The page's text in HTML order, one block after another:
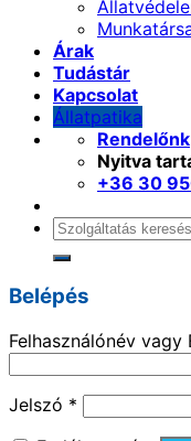
Árak
Tudástár
Kapcsolat
Állatpatika
Rendelőnk
Nyitva
+36 30
Keresés
Belépés
Felhasználónév vagy
Jelszó *